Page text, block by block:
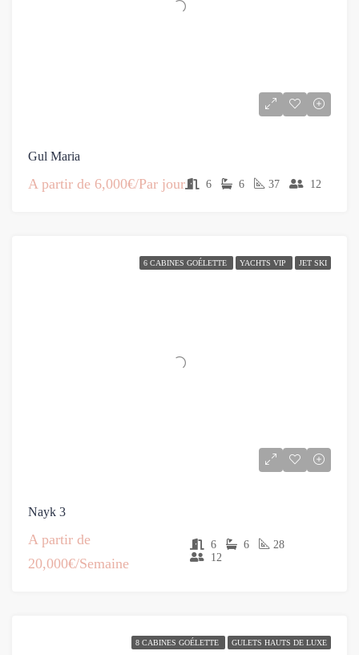
Gul Maria
A partir de 6,000€/Par jour 6 6 37 12
6 CABINES GOÉLETTE YACHTS VIP JET SKI
Nayk 3
A partir de
20,000€/Semaine
6 6
28
12
8 CABINES GOÉLETTE GULETS HAUTS DE LUXE